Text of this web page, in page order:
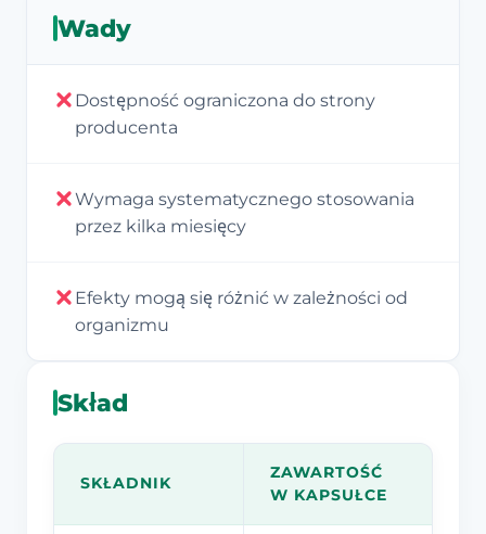
Wady
Dostępność ograniczona do strony
producenta
Wymaga systematycznego stosowania
przez kilka miesięcy
Efekty mogą się różnić w zależności od
organizmu
Skład
SKŁADNIK
ZAWARTOŚĆ
W KAPSUŁCE